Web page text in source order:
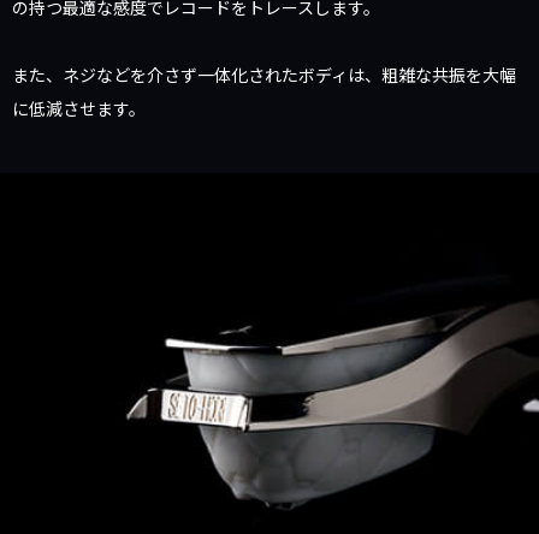
の持つ最適な感度でレコードをトレースします。
また、ネジなどを介さず一体化されたボディは、粗雑な共振を大幅
に低減させます。